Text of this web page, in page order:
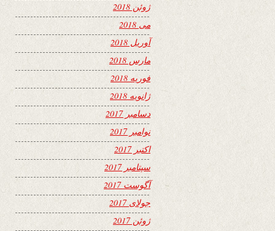
ژوئن 2018
می 2018
آوریل 2018
مارس 2018
فوریه 2018
ژانویه 2018
دسامبر 2017
نوامبر 2017
اکتبر 2017
سپتامبر 2017
آگوست 2017
جولای 2017
ژوئن 2017